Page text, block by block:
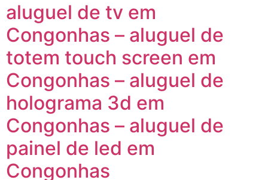
aluguel de tv em
Congonhas – aluguel de
totem touch screen em
Congonhas – aluguel de
holograma 3d em
Congonhas – aluguel de
painel de led em
Congonhas